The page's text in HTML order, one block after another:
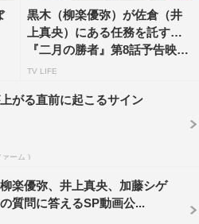
黒木（柳楽優弥）が佐倉（井
上真央）にある任務を託す…
『二月の勝者』第8話予告映
像...
TV LIFE
上がる直前に起こるサイン
ァーム )
柳楽優弥、井上真央、加藤シゲ
質問に答えるSP動画公...